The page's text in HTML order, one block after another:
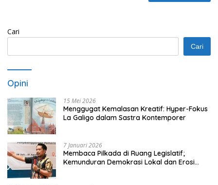
Cari
Cari
Opini
15 Mei 2026
Menggugat Kemalasan Kreatif: Hyper-Fokus
La Galigo dalam Sastra Kontemporer
7 Januari 2026
Membaca Pilkada di Ruang Legislatif;
Kemunduran Demokrasi Lokal dan Erosi